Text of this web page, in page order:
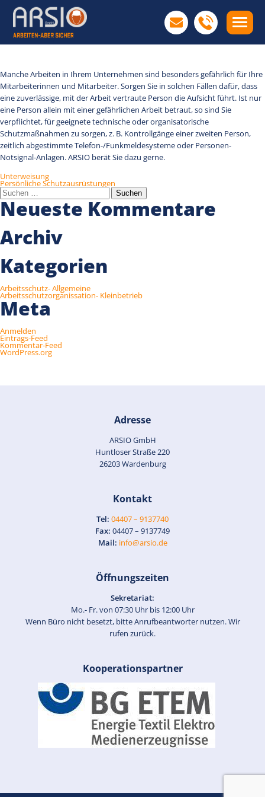
Gefährliche Arbeiten
Manche Arbeiten in Ihrem Unternehmen sind besonders gefährlich für Ihre
Mitarbeiterinnen und Mitarbeiter. Sorgen Sie in solchen Fällen dafür, dass
eine zuverlässige, mit der Arbeit vertraute Person die Aufsicht führt. Ist nur
eine Person allein mit einer gefährlichen Arbeit betraut, so sind Sie
verpflichtet, für geeignete technische oder organisatorische
Schutzmaßnahmen zu sorgen, z. B. Kontrollgänge einer zweiten Person,
zeitlich abgestimmte Telefon-/Funkmeldesysteme oder Personen-
Notsignal-Anlagen. ARSIO berät Sie dazu gerne.
Beitragsnavigation
Unterweisung
Persönliche Schutzausrüstungen
Suchen
nach:
Neueste Kommentare
Archiv
Kategorien
Arbeitsschutz- Allgemeine
Arbeitsschutzorganissation- Kleinbetrieb
Meta
Anmelden
Eintrags-Feed
Kommentar-Feed
WordPress.org
Adresse
ARSIO GmbH
Huntloser Straße 220
26203 Wardenburg
Kontakt
Tel: 04407 – 9137740
Fax: 04407 – 9137749
Mail: info@arsio.de
Öffnungszeiten
Sekretariat:
Mo.- Fr. von 07:30 Uhr bis 12:00 Uhr
Wenn Büro nicht besetzt, bitte Anrufbeantworter nutzen. Wir
rufen zurück.
Kooperationspartner